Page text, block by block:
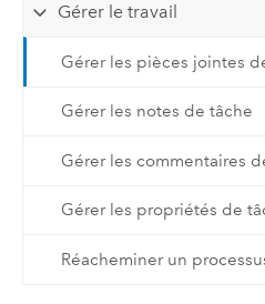
Gérer le travail
Gérer les pièces jointes
Gérer les notes de tâche
Gérer les commentaires
Gérer les propriétés de
Réacheminer un